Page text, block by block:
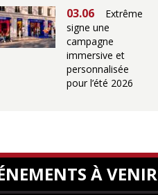
03.06
Extrême
signe une
campagne
immersive et
personnalisée
pour l’été 2026
À VENIR